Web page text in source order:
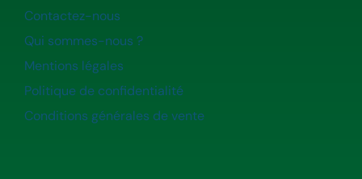
Contactez-nous
Qui sommes-nous ?
Mentions légales
Politique de confidentialité
Conditions générales de vente